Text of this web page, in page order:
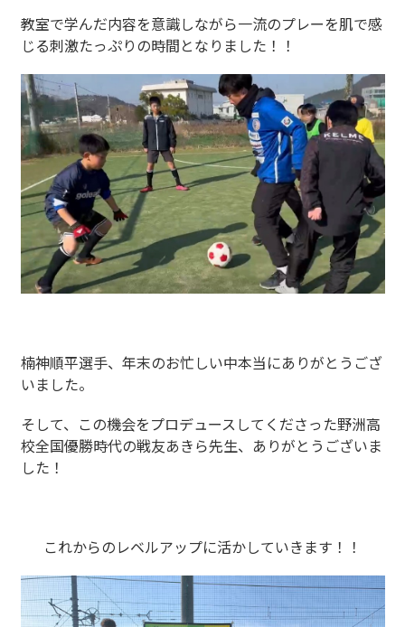
教室で学んだ内容を意識しながら一流のプレーを肌で感
じる刺激たっぷりの時間となりました！！
楠神順平選手、年末のお忙しい中本当にありがとうござ
いました。
そして、この機会をプロデュースしてくださった野洲高
校全国優勝時代の戦友あきら先生、ありがとうございま
した！
これからのレベルアップに活かしていきます！！